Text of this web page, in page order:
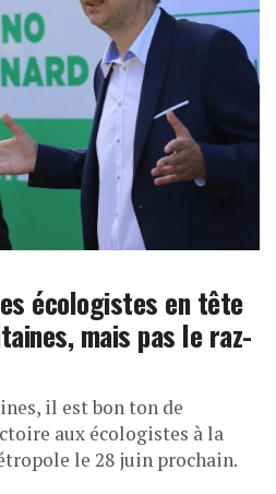
écologistes en tête
mais pas le raz-
il est bon ton de
aux écologistes à la
le 28 juin prochain.